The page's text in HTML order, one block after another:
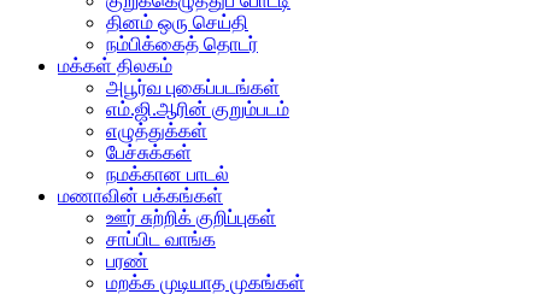
தினம் ஒரு செய்தி
நம்பிக்கைத் தொடர்
மக்கள் திலகம்
அபூர்வ புகைப்படங்கள்
எம்.ஜி.ஆரின் குறும்படம்
எழுத்துக்கள்
பேச்சுக்கள்
நமக்கான பாடல்
மணாவின் பக்கங்கள்
ஊர் சுற்றிக் குறிப்புகள்
சாப்பிட வாங்க
பரண்
மறக்க முடியாத முகங்கள்